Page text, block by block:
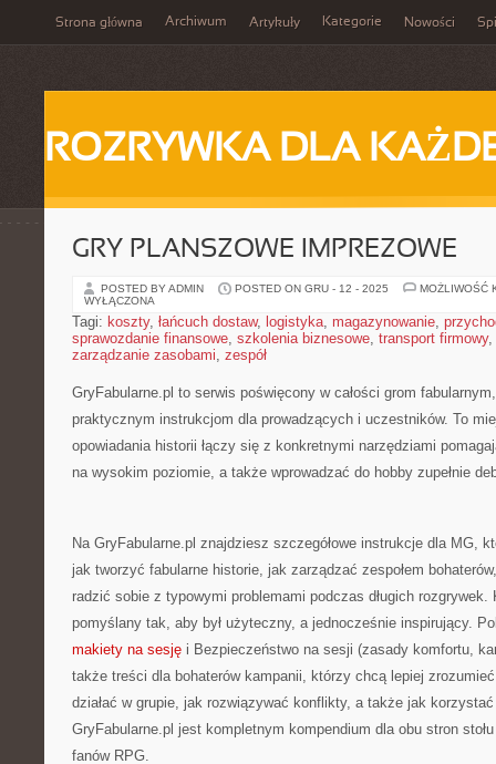
Strona główna Archiwum Artykuły Kategorie Nowości
ROZRYWKA DLA
GRY PLANSZOWE IMPREZOWE
POSTED BY ADMIN POSTED ON GRU - 12 - 2025
MOŻLIWOŚĆ
WYŁĄCZONA
Tagi: koszty, łańcuch dostaw, logistyka, magazynowanie,
sprawozdanie finansowe, szkolenia biznesowe, transport firmowy,
zarządzanie zasobami, zespół
GryFabularne.pl to serwis poświęcony w całości grom
praktycznym instrukcjom dla prowadzących i uczestników. To
opowiadania historii łączy się z konkretnymi narzędziami
na wysokim poziomie, a także wprowadzać do hobby zupełnie
Na GryFabularne.pl znajdziesz szczegółowe instrukcje dla MG,
jak tworzyć fabularne historie, jak zarządzać zespołem
radzić sobie z typowymi problemami podczas długich rozgrywek.
pomyślany tak, aby był użyteczny, a jednocześnie inspirujący.
makiety na sesję i Bezpieczeństwo na sesji (zasady komfortu,
także treści dla bohaterów kampanii, którzy chcą lepiej
działać w grupie, jak rozwiązywać konflikty, a także jak
GryFabularne.pl jest kompletnym kompendium dla obu stron
fanów RPG.